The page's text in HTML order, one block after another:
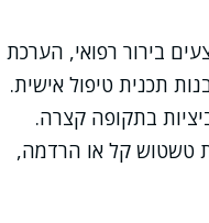
בירור רפואי, הערכת
תכנית טיפול אישית.
בתקופה קצרה.
טשטוש קל או הרדמה,